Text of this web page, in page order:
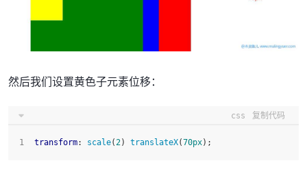
然后我们设置黄色子元素位移：
css 复制代码
transform: scale(2) translateX(70px);